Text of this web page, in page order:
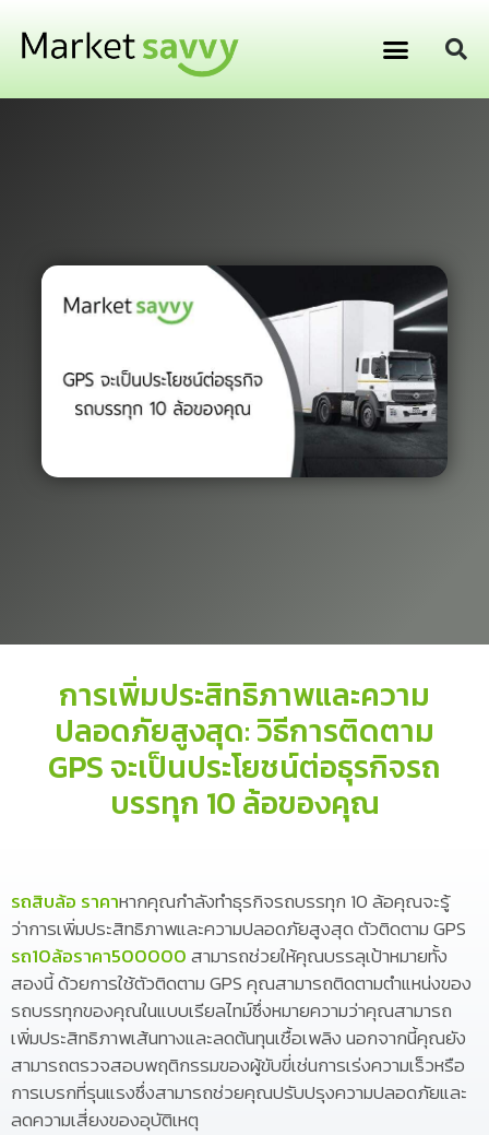
การเพิ่มประสิทธิภาพและความ
ปลอดภัยสูงสุด: วิธีการติดตาม
GPS จะเป็นประโยชน์ต่อธุรกิจรถ
บรรทุก 10 ล้อของคุณ
รถสิบล้อ ราคาหากคุณกำลังทำธุรกิจรถบรรทุก 10 ล้อคุณจะรู้
ว่าการเพิ่มประสิทธิภาพและความปลอดภัยสูงสุด ตัวติดตาม GPS
รถ10ล้อราคา500000สามารถช่วยให้คุณบรรลุเป้าหมายทั้ง
สองนี้ ด้วยการใช้ตัวติดตาม GPS คุณสามารถติดตามตำแหน่งของ
รถบรรทุกของคุณในแบบเรียลไทม์ซึ่งหมายความว่าคุณสามารถ
เพิ่มประสิทธิภาพเส้นทางและลดต้นทุนเชื้อเพลิง นอกจากนี้คุณยัง
สามารถตรวจสอบพฤติกรรมของผู้ขับขี่เช่นการเร่งความเร็วหรือ
การเบรกที่รุนแรงซึ่งสามารถช่วยคุณปรับปรุงความปลอดภัยและ
ลดความเสี่ยงของอุบัติเหตุ